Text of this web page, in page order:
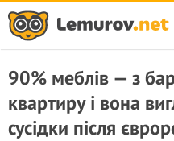
90% меблів — з
квартиру і вона
сусідки після